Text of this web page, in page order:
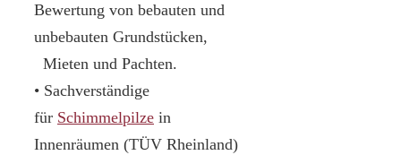
Bewertung von bebauten und
unbebauten Grundstücken,
Mieten und Pachten.
• Sachverständige
für Schimmelpilze in
Innenräumen (TÜV Rheinland)